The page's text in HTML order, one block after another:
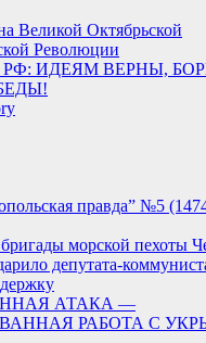
Великой Октябрьской
Революции
РФ: ИДЕЯМ ВЕРНЫ,
правда” №5
морской пехоты
депутата-
АТАКА —
РАБОТА С